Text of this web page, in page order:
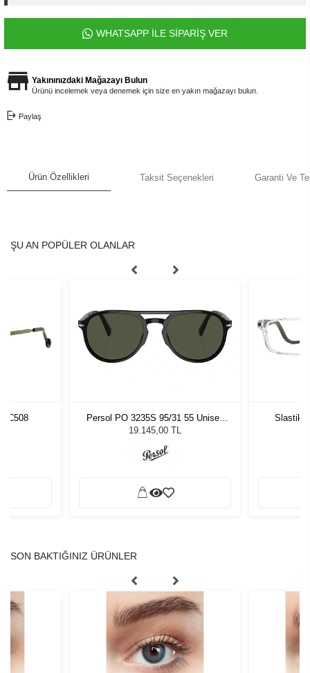
WHATSAPP İLE SİPARİŞ VER
Yakınınızdaki Mağazayı Bulun
Ürünü incelemek veya denemek için size en yakın mağazayı bulun.
Paylaş
Ürün Özellikleri Taksit Seçenekleri Garanti Ve
ŞU AN POPÜLER OLANLAR
C508
Persol PO 3235S 95/31 55 Unisex
Güneş Gözlüğü
19.145,00 TL
Slastik
SON BAKTIĞINIZ ÜRÜNLER